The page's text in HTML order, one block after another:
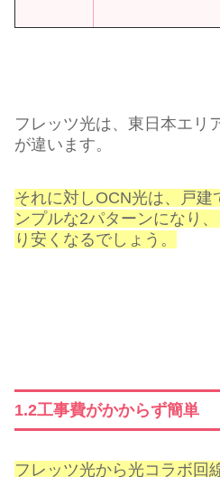
フレッツ光は、東日本エリ
が違います。
それに対しOCN光は、戸建
ンプルな2パターンになり
り安くなるでしょう。
1.2工事費がかからず簡単
フレッツ光から光コラボ回